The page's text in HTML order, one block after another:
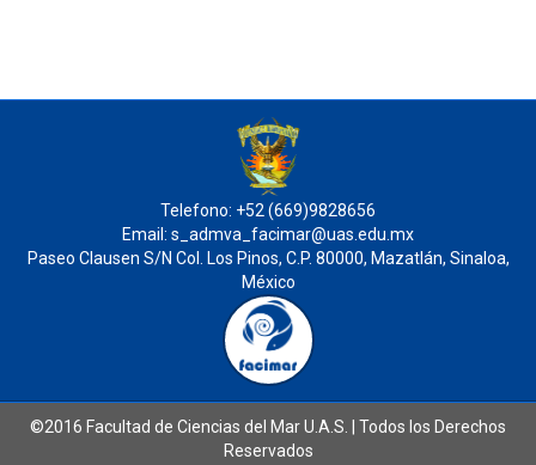
Telefono: +52 (669)9828656
Email: s_admva_facimar@uas.edu.mx
Paseo Clausen S/N Col. Los Pinos, C.P. 80000, Mazatlán, Sinaloa,
México
©2016 Facultad de Ciencias del Mar U.A.S. | Todos los Derechos
Reservados